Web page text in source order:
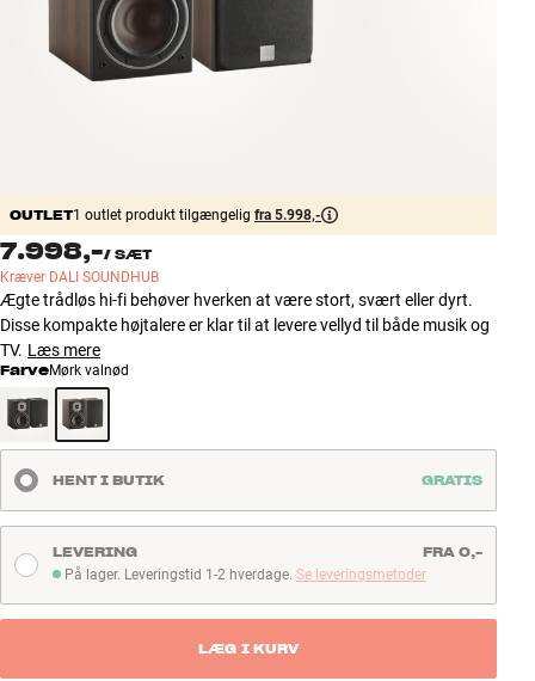
Tilbehør
INSPIRATION
TILBUD
Find Butik
Kundeservice
Log ind
Kundeservice
Byg med Lyd
OUTLET1 outlet produkt tilgængelig fra 5.998,-
7.998,-/ SÆT
Kræver DALI SOUNDHUB
Ægte trådløs hi-fi behøver hverken at være stort, svært eller dyrt.
Disse kompakte højtalere er klar til at levere vellyd til både musik og
TV. Læs mere
FarveMørk valnød
HENT I BUTIK GRATIS
På lager. Leveringstid 1-2 hverdage
På lager. Leveringstid 1-2 hverdage. Se leveringsmetoder
LEVERING FRA 0,-
LÆG I KURV